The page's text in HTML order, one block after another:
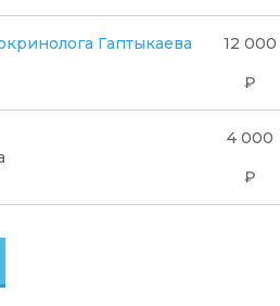
Гаптыкаева
12 000
₽
4 000
₽